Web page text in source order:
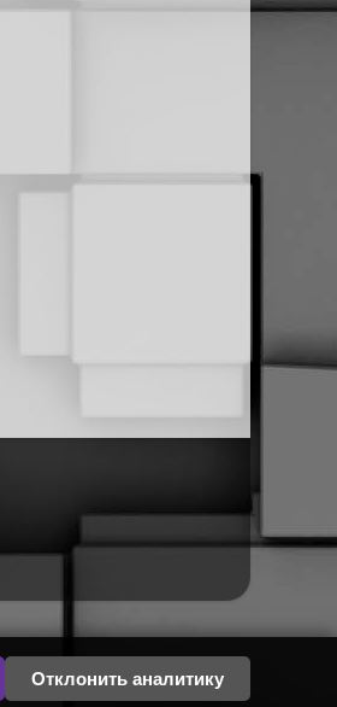
Отклонить аналитику